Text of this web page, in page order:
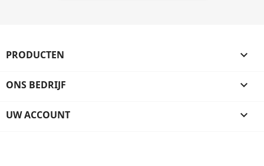
PRODUCTEN 
ONS BEDRIJF 
UW ACCOUNT 